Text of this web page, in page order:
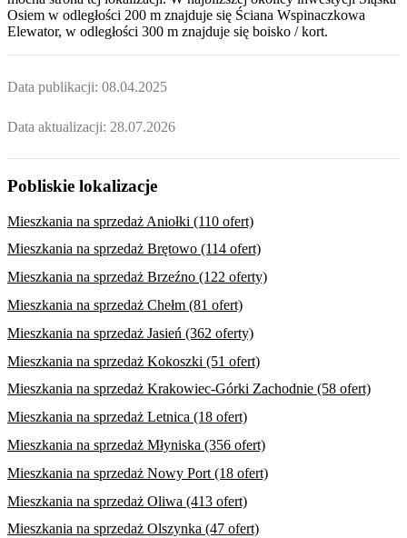
Osiem w odległości 200 m znajduje się Ściana Wspinaczkowa
Elewator, w odległości 300 m znajduje się boisko / kort.
Data publikacji: 08.04.2025
Data aktualizacji: 28.07.2026
Pobliskie lokalizacje
Mieszkania na sprzedaż Aniołki (110 ofert)
Mieszkania na sprzedaż Brętowo (114 ofert)
Mieszkania na sprzedaż Brzeźno (122 oferty)
Mieszkania na sprzedaż Chełm (81 ofert)
Mieszkania na sprzedaż Jasień (362 oferty)
Mieszkania na sprzedaż Kokoszki (51 ofert)
Mieszkania na sprzedaż Krakowiec-Górki Zachodnie (58 ofert)
Mieszkania na sprzedaż Letnica (18 ofert)
Mieszkania na sprzedaż Młyniska (356 ofert)
Mieszkania na sprzedaż Nowy Port (18 ofert)
Mieszkania na sprzedaż Oliwa (413 ofert)
Mieszkania na sprzedaż Olszynka (47 ofert)